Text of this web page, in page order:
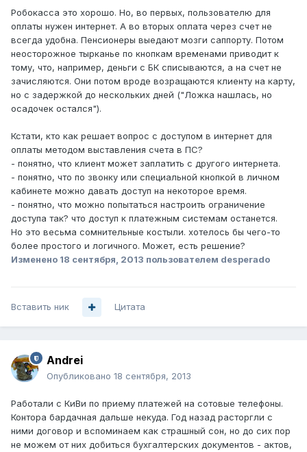
Робокасса это хорошо. Но, во первых, пользователю для
оплаты нужен интернет. А во вторых оплата через счет не
всегда удобна. Пенсионеры выедают мозги саппорту. Потом
неосторожное тырканье по кнопкам временами приводит к
тому, что, например, деньги с БК списываются, а на счет не
зачисляются. Они потом вроде возращаются клиенту на карту,
но с задержкой до нескольких дней ("Ложка нашлась, но
осадочек остался").
Кстати, кто как решает вопрос с доступом в интернет для
оплаты методом выставления счета в ПС?
- понятно, что клиент может заплатить с другого интернета.
- понятно, что по звонку или специальной кнопкой в личном
кабинете можно давать доступ на некоторое время.
- понятно, что можно попытаться настроить ограничение
доступа так? что доступ к платежным системам останется.
Но это весьма сомнительные костыли. хотелось бы чего-то
более простого и логичного. Может, есть решение?
Изменено 18 сентября, 2013 пользователем desperado
Вставить ник Цитата
Andrei
Опубликовано 18 сентября, 2013
Работали с КиВи по приему платежей на сотовые телефоны.
Контора бардачная дальше некуда. Год назад расторгли с
ними договор и вспоминаем как страшный сон, но до сих пор
не можем от них добиться бухгалтерских документов - актов,